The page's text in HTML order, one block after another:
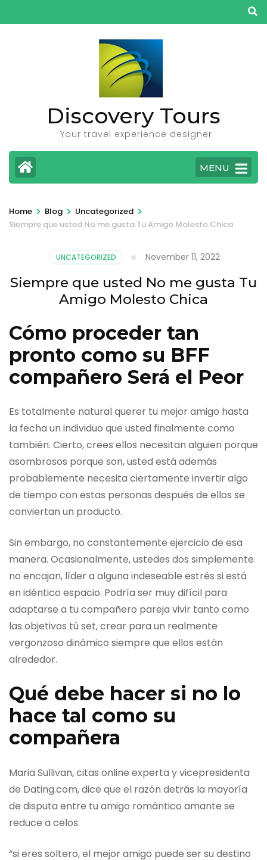
to
Discovery Tours
Your travel experience designer
MENU
Home > Blog > Uncategorized >
Siempre que usted No me gusta Tu Amigo Molesto Chica
UNCATEGORIZED November 11, 2022
Siempre que usted No me gusta Tu
Amigo Molesto Chica
Cómo proceder tan
pronto como su BFF
compañero Será el Peor
Es totalmente natural querer tu mejor amigo hasta
la fecha un individuo que usted finalmente como
también. Cierto, crees ellos necesitan alguien porque
asombrosos porque son, usted está además
probablemente necesita ciertamente invertir algo
de tiempo con estas personas después de ellos se
conviertan un producto.
Sin embargo, no constantemente ejercicio de esa
manera. Ocasionalmente, ustedes dos simplemente
no encajan, líder a alguna indeseable estrés si está
en idéntico espacio. Podría ser muy difícil para
adaptarse a tu compañero pareja vivir tanto como
las objetivos tú set, crear para un realmente
vergonzoso dinámico siempre que ellos están
alrededor.
Qué debe hacer si no lo
hace tal como su
compañera
Maria Sullivan, citas online experta y vicepresidenta
de Dating.com, dice que el razón detrás la mayoría
de disputa entre tu amigo romántico amante se
reduce a celos.
“si eres soltero, el mejor amigo puede ser su destino